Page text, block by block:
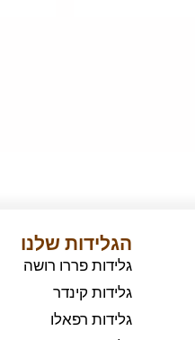
הגלידות שלנו
גלידות פררו רושה
גלידות קינדר
גלידות רפאלו